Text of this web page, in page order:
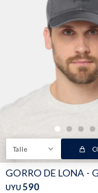
Talle
GORRO DE LONA -
UYU 590